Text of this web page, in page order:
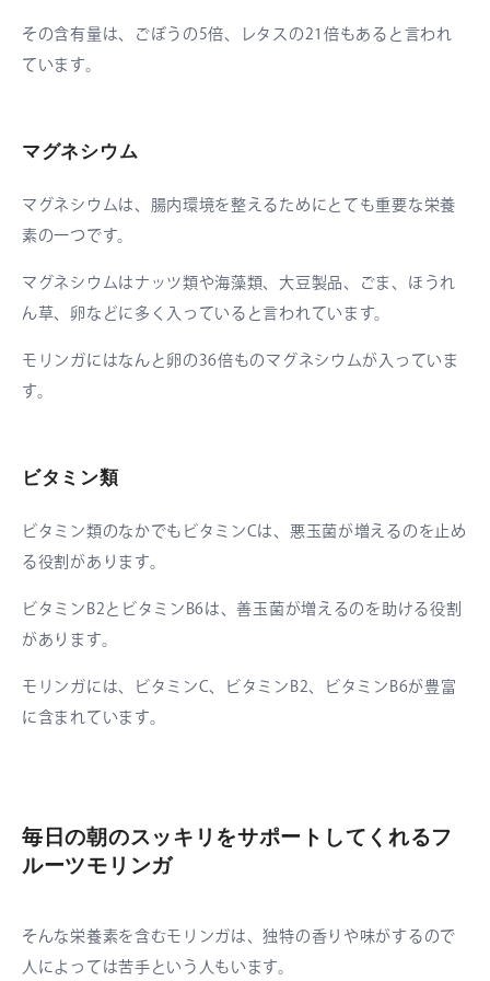
その含有量は、ごぼうの5倍、レタスの21倍もあると言われ
ています。
マグネシウム
マグネシウムは、腸内環境を整えるためにとても重要な栄養
素の一つです。
マグネシウムはナッツ類や海藻類、大豆製品、ごま、ほうれ
ん草、卵などに多く入っていると言われています。
モリンガにはなんと卵の36倍ものマグネシウムが入っていま
す。
ビタミン類
ビタミン類のなかでもビタミンCは、悪玉菌が増えるのを止め
る役割があります。
ビタミンB2とビタミンB6は、善玉菌が増えるのを助ける役割
があります。
モリンガには、ビタミンC、ビタミンB2、ビタミンB6が豊富
に含まれています。
毎日の朝のスッキリをサポートしてくれるフ
ルーツモリンガ
そんな栄養素を含むモリンガは、独特の香りや味がするので
人によっては苦手という人もいます。